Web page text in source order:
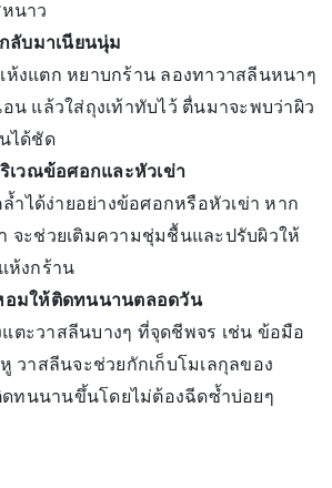
นาว
ลับมาเนียนนุ่ม
งแตก หยาบกร้าน ลองทาวาสลีนหนาๆ
น แล้วใส่ถุงเท้าทับไว้ ตื่นมาจะพบว่าผิว
ได้ชัด
เวณข้อศอกและหัวเข่า
ำได้ง่ายอย่างข้อศอกหรือหัวเข่า หาก
จะช่วยเติมความชุ่มชื้นและปรับผิวให้
ห้งกร้าน
อมให้ติดทนนานตลอดวัน
ตะวาสลีนบางๆ ที่จุดชีพจร เช่น ข้อมือ
วาสลีนจะช่วยกักเก็บโมเลกุลของ
ทนนานขึ้นโดยไม่ต้องฉีดซ้ำบ่อยๆ